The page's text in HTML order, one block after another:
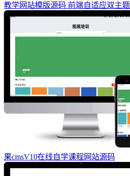
教学网站模版源码 前端自适应双主题
果cmsV10在线自学课程网站源码